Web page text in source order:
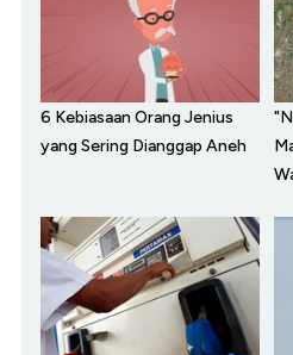
6 Kebiasaan Orang Jenius
yang Sering Dianggap Aneh